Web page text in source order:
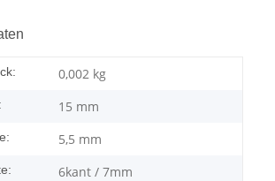
0,002 kg
15 mm
5,5 mm
6kant / 7mm